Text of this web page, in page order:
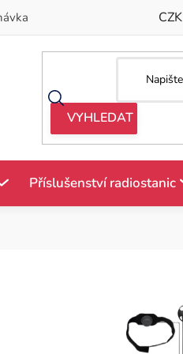
CZK
Příslušenství radiostanic